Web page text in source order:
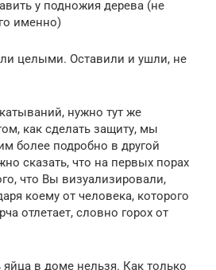
у подножия дерева (не
именно)
целыми. Оставили и ушли, не
нужно тут же
как сделать защиту, мы
более подробно в другой
сказать, что на первых порах
что Вы визуализировали,
коему от человека, которого
отлетает, словно горох от
в доме нельзя. Как только